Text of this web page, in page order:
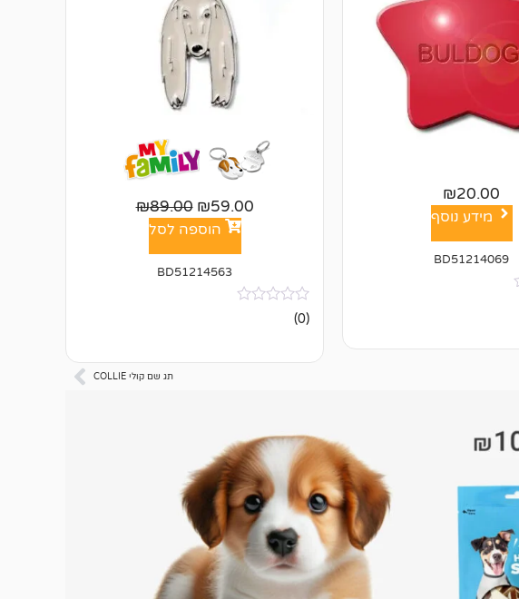
₪20.00
מידע נוסף
BD51214069
₪59.00
₪89.00
הוספה לסל
BD51214563
אין
ביקורות
(0)
תג שם קולי COLLIE